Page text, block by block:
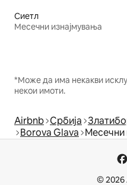
Сиетл
Месечни изнајмувања
*Може да има некакви
некои имоти.
Airbnb Србија
Borova Glava Месечни
© 2026